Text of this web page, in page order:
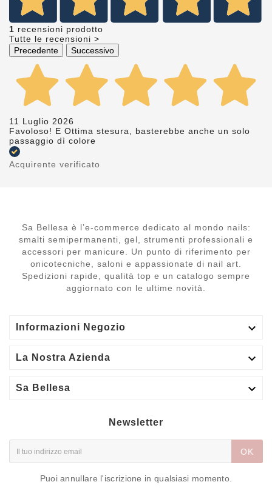
1 recensioni prodotto
Tutte le recensioni >
Precedente
Successivo
11 Luglio 2026
Favoloso! E Ottima stesura, basterebbe anche un solo
passaggio dì colore
Acquirente verificato
Sa Bellesa è l’e-commerce dedicato al mondo nails:
smalti semipermanenti, gel, strumenti professionali e
accessori per manicure. Un punto di riferimento per
onicotecniche, saloni e appassionate di nail art.
Spedizioni rapide, qualità top e un catalogo sempre
aggiornato con le ultime novità.
Informazioni Negozio 
La Nostra Azienda 
Sa Bellesa 
Newsletter
OK
Puoi annullare l'iscrizione in qualsiasi momento.